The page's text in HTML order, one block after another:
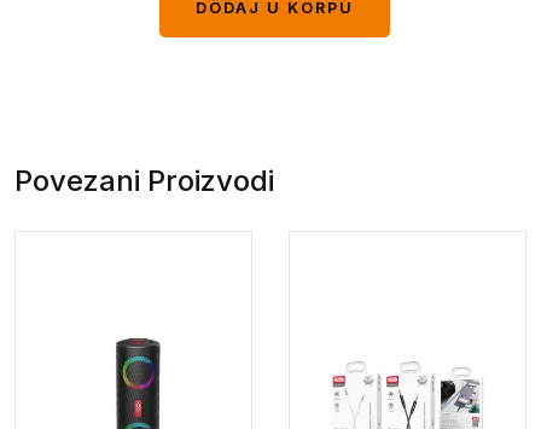
DODAJ U KORPU
Povezani Proizvodi